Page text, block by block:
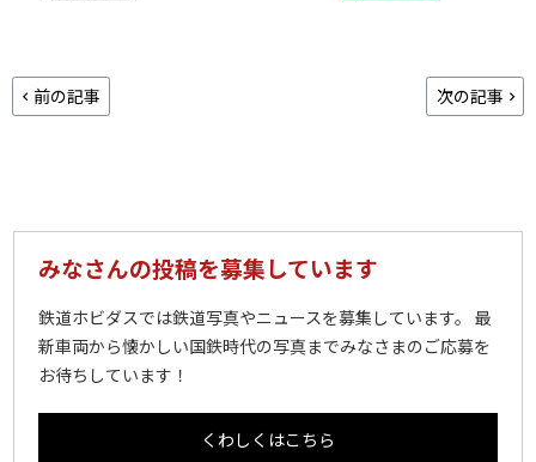
前の記事 次の記事
みなさんの投稿を募集しています
鉄道ホビダスでは鉄道写真やニュースを募集しています。 最
新車両から懐かしい国鉄時代の写真までみなさまのご応募を
お待ちしています！
くわしくはこちら